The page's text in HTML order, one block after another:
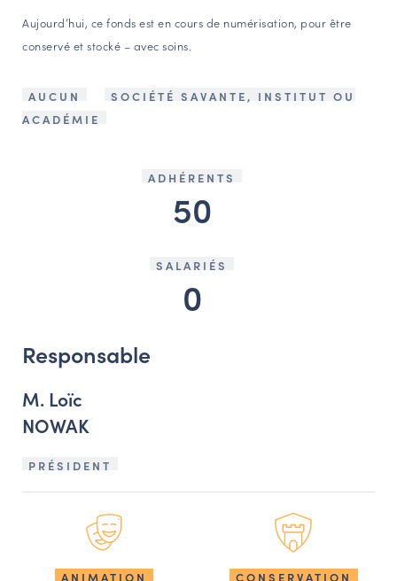
Aujourd’hui, ce fonds est en cours de numérisation, pour être
conservé et stocké – avec soins.
AUCUN
SOCIÉTÉ SAVANTE, INSTITUT OU
ACADÉMIE
ADHÉRENTS
50
SALARIÉS
0
Responsable
M. Loïc
NOWAK
PRÉSIDENT
ANIMATION CONSERVATION